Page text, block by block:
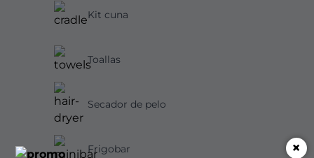
Kit cuna
Toallas
Secador de pelo
Frigobar ×